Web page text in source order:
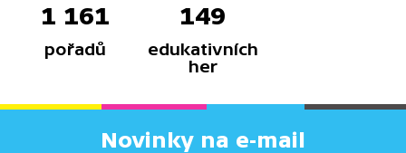
1 161
pořadů
149
edukativních
her
Novinky na e-mail